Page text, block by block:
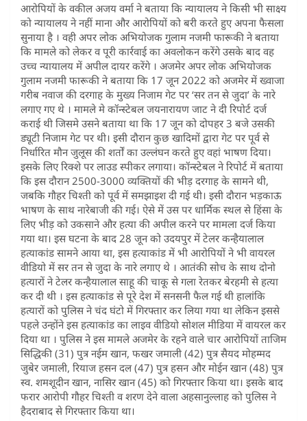
आरोपियों के वकील अजय वर्मा ने बताया कि न्यायालय ने किसी भी साक्ष्य
को न्यायालय ने नहीं माना और आरोपियों को बरी करते हुए अपना फैसला
सुनाया है । वही अपर लोक अभियोजक गुलाम नजमी फारूकी ने बताया
कि मामले को लेकर व पूरी कार्रवाई का अवलोकन करेंगे उसके बाद वह
उच्च न्यायालय में अपील दायर करेंगे । अजमेर अपर लोक अभियोजक
गुलाम नजमी फारूकी ने बताया कि 17 जून 2022 को अजमेर में ख्वाजा
गरीब नवाज की दरगाह के मुख्य निजाम गेट पर ‘सर तन से जुदा’ के नारे
लगाए गए थे । मामले मे कॉन्स्टेबल जयनारायण जाट ने दी रिपोर्ट दर्ज
कराई थी जिसमे उसने बताया था कि 17 जून को दोपहर 3 बजे उसकी
ड्यूटी निजाम गेट पर थी। इसी दौरान कुछ खादिमों द्वारा गेट पर पूर्व से
निर्धारित मौन जुलूस की शर्तों का उल्लंघन करते हुए वहां भाषण दिया।
इसके लिए रिक्शे पर लाउड स्पीकर लगाया। कॉन्स्टेबल ने रिपोर्ट में बताया
कि इस दौरान 2500-3000 व्यक्तियों की भीड़ दरगाह के सामने थी,
जबकि गौहर चिश्ती को पूर्व में समझाइश दी गई थी। इसी दौरान भड़काऊ
भाषण के साथ नारेबाजी की गई। ऐसे में उस पर धार्मिक स्थल से हिंसा के
लिए भीड़ को उकसाने और हत्या की अपील करने पर मामला दर्ज किया
गया था। इस घटना के बाद 28 जून को उदयपुर में टेलर कन्हैयालाल
हत्याकांड सामने आया था, इस हत्याकांड में भी आरोपियों ने भी वायरल
वीडियो में सर तन से जुदा के नारे लगाए थे । आतंकी सोच के साथ दोनो
हत्यारों ने टेलर कन्हैयालाल साहू की चाकू से गला रेतकर बेरहमी से हत्या
कर दी थी । इस हत्याकांड से पूरे देश में सनसनी फैल गई थी हालांकि
हत्यारों को पुलिस ने चंद घंटो में गिरफ्तार कर लिया गया था लेकिन इससे
पहले उन्होंने इस हत्याकांड का लाइव वीडियो सोशल मीडिया में वायरल कर
दिया था । पुलिस ने इस मामले अजमेर के रहने वाले चार आरोपियों ताजिम
सिद्धिकी (31) पुत्र नईम खान, फखर जमाली (42) पुत्र सैयद मोहम्मद
जुबेर जमाली, रियाज हसन दल (47) पुत्र हसन और मोईन खान (48) पुत्र
स्व. शमशूदीन खान, नासिर खान (45) को गिरफ्तार किया था। इसके बाद
फरार आरोपी गौहर चिश्ती व शरण देने वाला अहसानुल्लाह को पुलिस ने
हैदराबाद से गिरफ्तार किया था।